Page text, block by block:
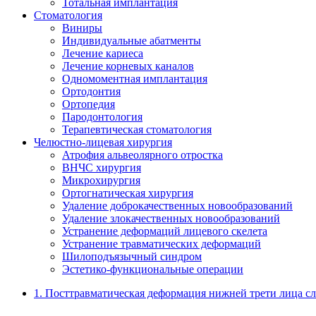
Стоматология
Виниры
Индивидуальные абатменты
Лечение кариеса
Лечение корневых каналов
Одномоментная имплантация
Ортодонтия
Ортопедия
Пародонтология
Терапевтическая стоматология
Челюстно-лицевая хирургия
Атрофия альвеолярного отростка
ВНЧС хирургия
Микрохирургия
Ортогнатическая хирургия
Удаление доброкачественных новообразований
Удаление злокачественных новообразований
Устранение деформаций лицевого скелета
Устранение травматических деформаций
Шилоподъязычный синдром
Эстетико-функциональные операции
1. Посттравматическая деформация нижней трети лица